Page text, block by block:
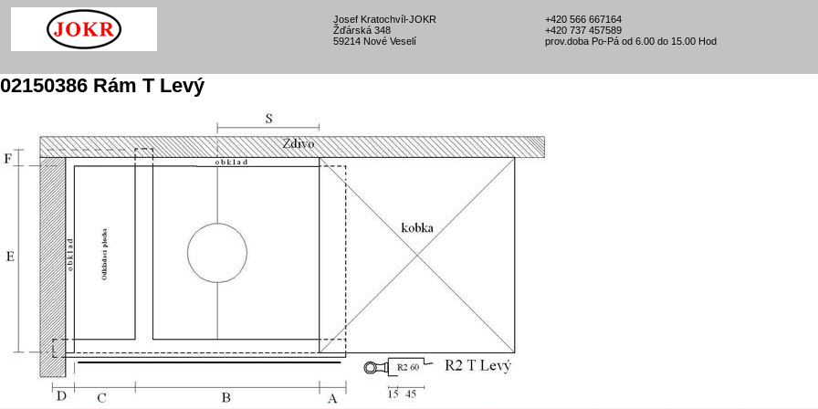
Josef Kratochvíl-JOKR
Žďárská 348
59214 Nové Veselí
+420 566 667164
+420 737 457589
prov.doba Po-Pá od 6.00 do 15.00 Hod
02150386 Rám T Levý